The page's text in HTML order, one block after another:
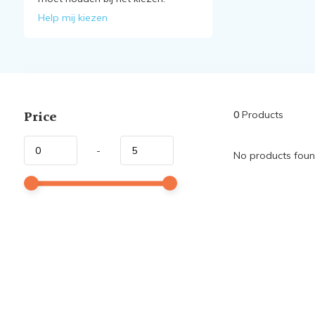
Help mij kiezen
Price
-
0Products
No products